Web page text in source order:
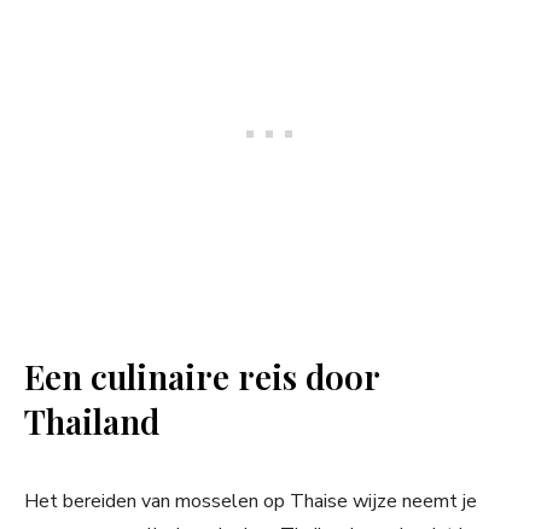
Een culinaire reis door
Thailand
Het bereiden van mosselen op Thaise wijze neemt je